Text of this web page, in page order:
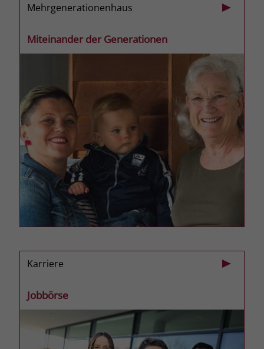
Mehrgenerationenhaus
Miteinander der Generationen
Karriere
Jobbörse